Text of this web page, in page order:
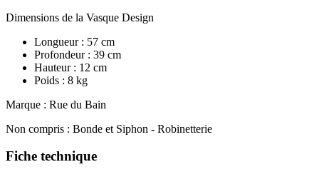
Dimensions de la Vasque Design
Longueur : 57 cm
Profondeur : 39 cm
Hauteur : 12 cm
Poids : 8 kg
Marque : Rue du Bain
Non compris : Bonde et Siphon - Robinetterie
Fiche technique